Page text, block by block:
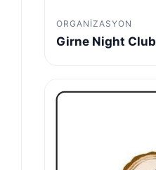
ORGANIZASYON
Girne Night Club